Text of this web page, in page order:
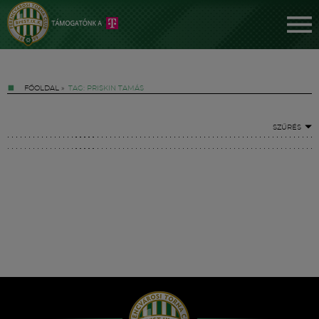
FŐOLDAL » TAG: PRISKIN TAMÁS
SZŰRÉS
Hírek